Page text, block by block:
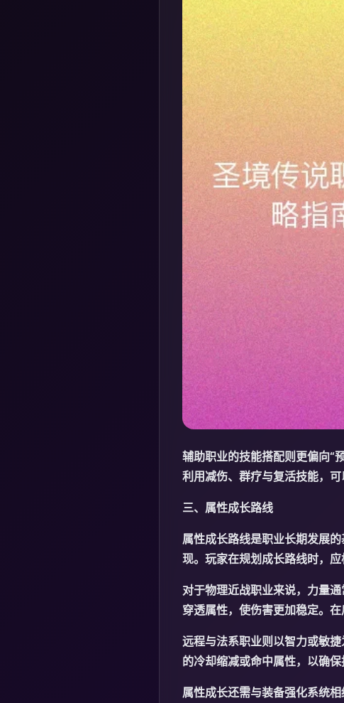
辅助职业的技能搭配则更偏向“
利用减伤、群疗与复活技能，
三、属性成长路线
属性成长路线是职业长期发展
现。玩家在规划成长路线时，
对于物理近战职业来说，力量
穿透属性，使伤害更加稳定。
远程与法系职业则以智力或敏
的冷却缩减或命中属性，以确
属性成长还需与装备强化系统